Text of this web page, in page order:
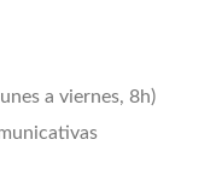
a viernes, 8h)